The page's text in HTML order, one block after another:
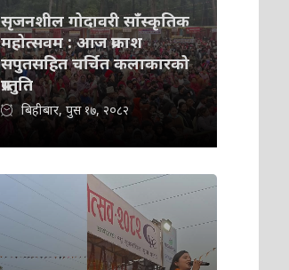
सृजनशील गोदावरी साँस्कृतिक
महोत्सवम : आज प्रकाश
सपुतसहित चर्चित कलाकारको
प्रस्तुति
बिहीबार, पुस १७, २०८२